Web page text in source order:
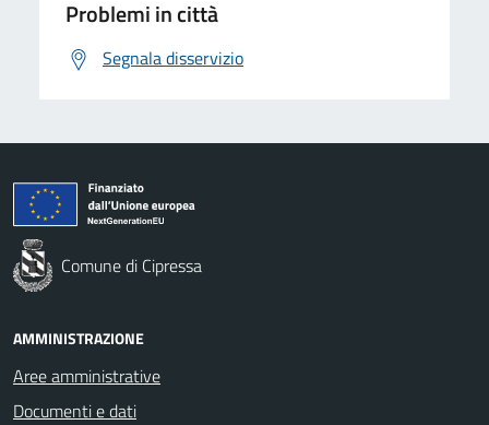
Problemi in città
Segnala disservizio
Comune di Cipressa
AMMINISTRAZIONE
Aree amministrative
Documenti e dati